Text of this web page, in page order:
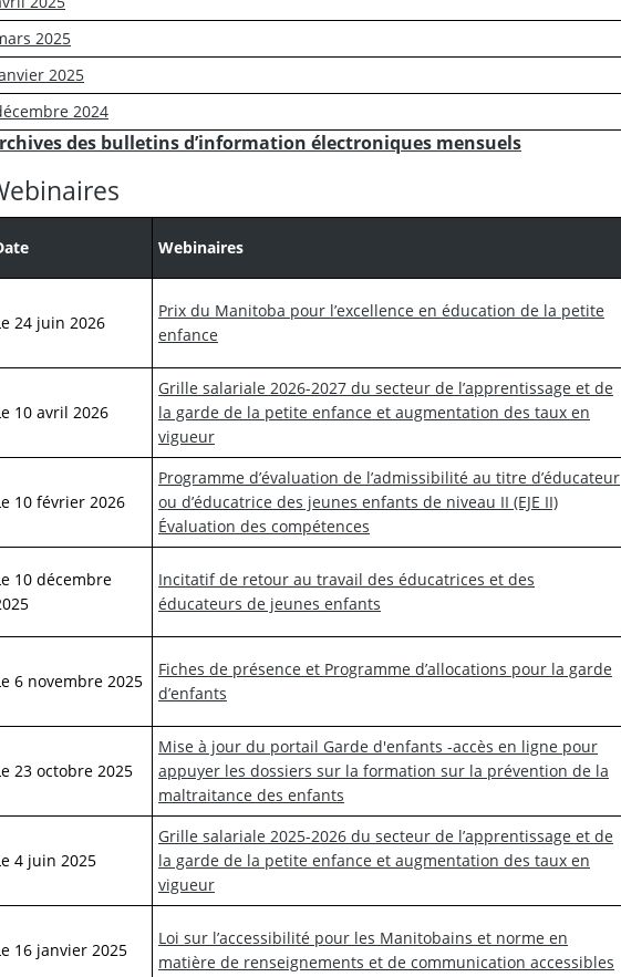
2025
2025
2024
des bulletins d’information électroniques mensuels
Webinaires
24 juin 2026
Prix du Manitoba pour l’excellence en éducation de la petite
enfance
10 avril 2026
Grille salariale 2026-2027 du secteur de l’apprentissage et de
la garde de la petite enfance et augmentation des taux en
vigueur
10 février 2026
Programme d’évaluation de l’admissibilité au titre d’éducateur
ou d’éducatrice des jeunes enfants de niveau II (EJE II)
Évaluation des compétences
10 décembre
Incitatif de retour au travail des éducatrices et des
éducateurs de jeunes enfants
6 novembre 2025
Fiches de présence et Programme d’allocations pour la garde
d’enfants
23 octobre 2025
Mise à jour du portail Garde d'enfants -accès en ligne pour
appuyer les dossiers sur la formation sur la prévention de la
maltraitance des enfants
4 juin 2025
Grille salariale 2025-2026 du secteur de l’apprentissage et de
la garde de la petite enfance et augmentation des taux en
vigueur
16 janvier 2025
Loi sur l’accessibilité pour les Manitobains et norme en
matière de renseignements et de communication accessibles